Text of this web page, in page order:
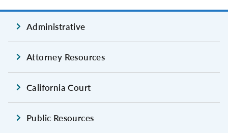
Administrative
Attorney Resources
California Court
Public Resources